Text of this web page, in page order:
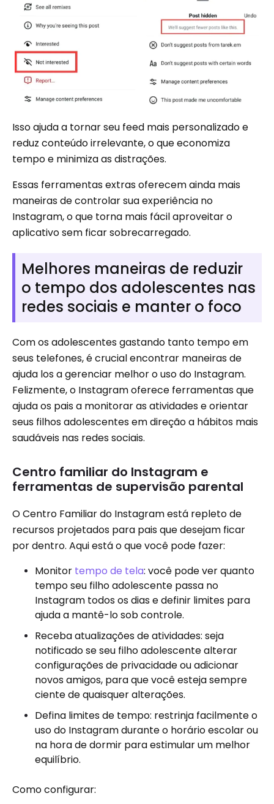
Isso ajuda a tornar seu feed mais personalizado e
reduz conteúdo irrelevante, o que economiza
tempo e minimiza as distrações.
Essas ferramentas extras oferecem ainda mais
maneiras de controlar sua experiência no
Instagram, o que torna mais fácil aproveitar o
aplicativo sem ficar sobrecarregado.
Melhores maneiras de reduzir
o tempo dos adolescentes nas
redes sociais e manter o foco
Com os adolescentes gastando tanto tempo em
seus telefones, é crucial encontrar maneiras de
ajuda los a gerenciar melhor o uso do Instagram.
Felizmente, o Instagram oferece ferramentas que
ajuda os pais a monitorar as atividades e orientar
seus filhos adolescentes em direção a hábitos mais
saudáveis ​​nas redes sociais.
Centro familiar do Instagram e
ferramentas de supervisão parental
O Centro Familiar do Instagram está repleto de
recursos projetados para pais que desejam ficar
por dentro. Aqui está o que você pode fazer:
Monitor tempo de tela: você pode ver quanto
tempo seu filho adolescente passa no
Instagram todos os dias e definir limites para
ajuda a mantê-lo sob controle.
Receba atualizações de atividades: seja
notificado se seu filho adolescente alterar
configurações de privacidade ou adicionar
novos amigos, para que você esteja sempre
ciente de quaisquer alterações.
Defina limites de tempo: restrinja facilmente o
uso do Instagram durante o horário escolar ou
na hora de dormir para estimular um melhor
equilíbrio.
Como configurar: